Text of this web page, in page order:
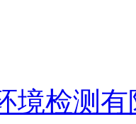
境检测